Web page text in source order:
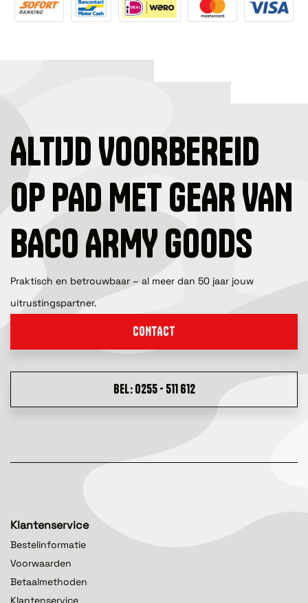
ALTIJD VOORBEREID
OP PAD MET GEAR VAN
BACO ARMY GOODS
Praktisch en betrouwbaar – al meer dan 50 jaar jouw
uitrustingspartner.
CONTACT
BEL: 0255 - 511 612
Klantenservice
Bestelinformatie
Voorwaarden
Betaalmethoden
Klantenservice